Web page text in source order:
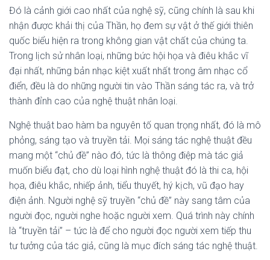
Đó là cảnh giới cao nhất của nghệ sỹ, cũng chính là sau khi
nhận được khải thị của Thần, họ đem sự vật ở thế giới thiên
quốc biểu hiện ra trong không gian vật chất của chúng ta.
Trong lịch sử nhân loại, những bức hội họa và điêu khắc vĩ
đại nhất, những bản nhạc kiệt xuất nhất trong âm nhạc cổ
điển, đều là do những người tin vào Thần sáng tác ra, và trở
thành đỉnh cao của nghệ thuật nhân loại.
Nghệ thuật bao hàm ba nguyên tố quan trọng nhất, đó là mô
phỏng, sáng tạo và truyền tải. Mọi sáng tác nghệ thuật đều
mang một “chủ đề” nào đó, tức là thông điệp mà tác giả
muốn biểu đạt, cho dù loại hình nghệ thuật đó là thi ca, hội
họa, điêu khắc, nhiếp ảnh, tiểu thuyết, hý kịch, vũ đạo hay
điện ảnh. Người nghệ sỹ truyền “chủ đề” này sang tâm của
người đọc, người nghe hoặc người xem. Quá trình này chính
là “truyền tải” – tức là để cho người đọc người xem tiếp thu
tư tưởng của tác giả, cũng là mục đích sáng tác nghệ thuật.